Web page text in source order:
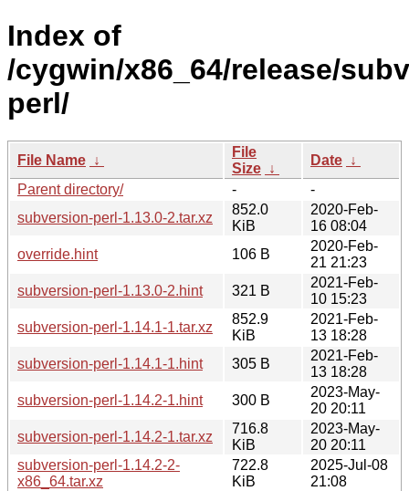
Index of
/cygwin/x86_64/release/
perl/
File Name ↓
File
Size ↓
Date ↓
Parent directory/
-
-
subversion-perl-1.13.0-2.tar.xz
852.0
KiB
2020-Feb-
16 08:04
override.hint
106 B
2020-Feb-
21 21:23
subversion-perl-1.13.0-2.hint
321 B
2021-Feb-
10 15:23
subversion-perl-1.14.1-1.tar.xz
852.9
KiB
2021-Feb-
13 18:28
subversion-perl-1.14.1-1.hint
305 B
2021-Feb-
13 18:28
subversion-perl-1.14.2-1.hint
300 B
2023-May-
20 20:11
subversion-perl-1.14.2-1.tar.xz
716.8
KiB
2023-May-
20 20:11
subversion-perl-1.14.2-2-
x86_64.tar.xz
722.8
KiB
2025-Jul-08
21:08